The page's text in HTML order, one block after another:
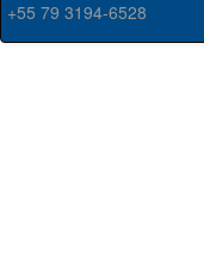
+55 79 3194-6528